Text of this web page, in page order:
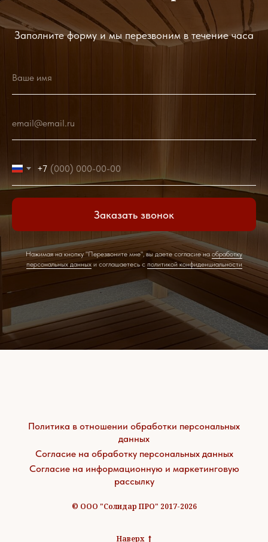
Заполните форму и мы перезвоним в течение часа
Ваше имя
email@email.ru
+7
Заказать звонок
Нажимая на кнопку "Перезвоните мне", вы даете согласие наобработку
персональных данныхи соглашаетесь c политикой конфиденциальности
Политика в отношении обработки персональных
данных
Согласие на обработку персональных данных
Согласие на информационную и маркетинговую
рассылку
© ООО "Солидар ПРО" 2017-2026
Наверх